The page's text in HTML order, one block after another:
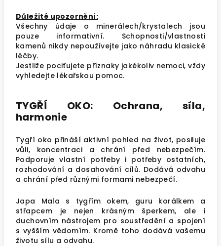
Důležité upozornění:
Všechny údaje o minerálech/krystalech jsou
pouze informativní. Schopnosti/vlastnosti
kamenů nikdy nepoužívejte jako náhradu klasické
léčby.
Jestliže pociťujete příznaky jakékoliv nemoci, vždy
vyhledejte lékařskou pomoc.
TYGŘÍ OKO: Ochrana, síla,
harmonie
Tygří oko přináší aktivní pohled na život, posiluje
vůli, koncentraci a chrání před nebezpečím.
Podporuje vlastní potřeby i potřeby ostatních,
rozhodování a dosahování cílů. Dodává odvahu
a chrání před různými formami nebezpečí.
Japa Mala s tygřím okem, guru korálkem a
střapcem je nejen krásným šperkem, ale i
duchovním nástrojem pro soustředění a spojení
s vyšším vědomím. Kromě toho dodává vašemu
životu sílu a odvahu.